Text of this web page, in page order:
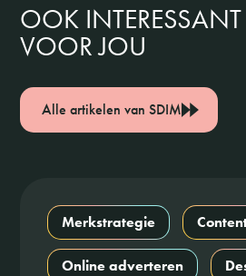
OOK INTERESSANT
VOOR JOU
Alle artikelen van SDIM
Merkstrategie
Online adverteren